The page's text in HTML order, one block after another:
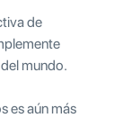
de
mundo.
es aún más